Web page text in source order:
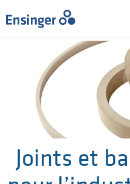
VOTRE DEMANDE
Accueil
Joints et